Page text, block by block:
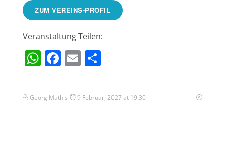
ZUM VEREINS-PROFIL
Veranstaltung Teilen:
WhatsApp
Facebook
Email
Georg Mathis 9 Februar, 2027 at 19:30